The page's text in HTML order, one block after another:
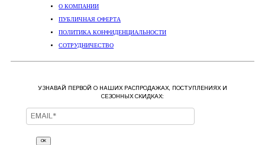
О КОМПАНИИ
ПУБЛИЧНАЯ ОФЕРТА
ПОЛИТИКА КОНФИДЕНЦИАЛЬНОСТИ
СОТРУДНИЧЕСТВО
УЗНАВАЙ ПЕРВОЙ О НАШИХ РАСПРОДАЖАХ, ПОСТУПЛЕНИЯХ И
СЕЗОННЫХ СКИДКАХ:
ОК